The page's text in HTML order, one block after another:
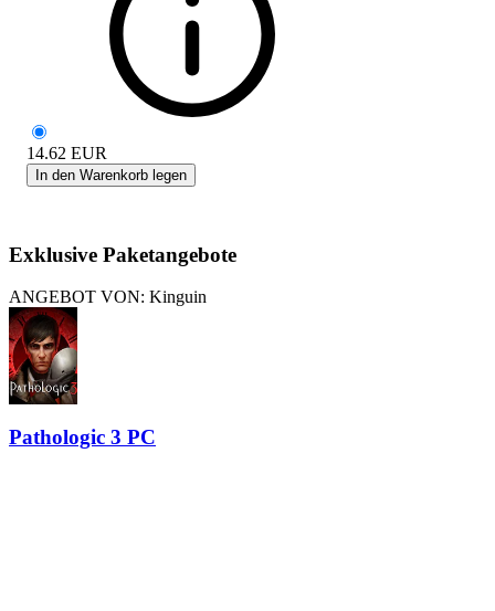
14.62 EUR
In den Warenkorb legen
Exklusive Paketangebote
ANGEBOT VON: Kinguin
Pathologic 3 PC